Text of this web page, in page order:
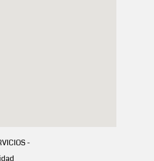
-